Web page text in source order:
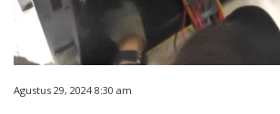
Agustus 29, 2024 8:30 am